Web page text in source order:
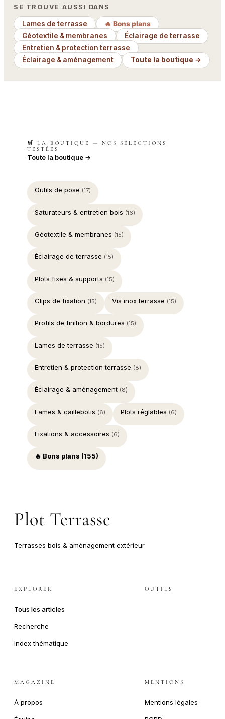
SE TROUVE AUSSI DANS
Lames de terrasse
🔥 Bons plans
Géotextile & membranes
Éclairage de terrasse
Entretien & protection terrasse
Éclairage & aménagement
Toute la boutique →
🛒 LA BOUTIQUE — NOS SÉLECTIONS
TESTÉES
Toute la boutique →
Outils de pose (17)
Saturateurs & entretien bois (16)
Géotextile & membranes (15)
Éclairage de terrasse (15)
Plots fixes & supports (15)
Clips de fixation (15) Vis inox terrasse (15)
Profils de finition & bordures (15)
Lames de terrasse (15)
Entretien & protection terrasse (8)
Éclairage & aménagement (8)
Lames & caillebotis (6) Plots réglables (6)
Fixations & accessoires (6)
🔥 Bons plans (155)
Plot Terrasse
Terrasses bois & aménagement extérieur
EXPLORER
Tous les articles
Recherche
Index thématique
OUTILS
MAGAZINE
À propos
MENTIONS
Mentions légales